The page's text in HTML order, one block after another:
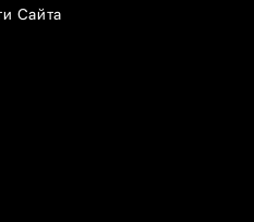
Сайта